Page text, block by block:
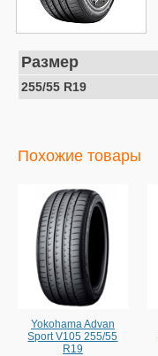
Размер
255/55 R19
Похожие товары
Yokohama Advan
Sport V105 255/55
R19